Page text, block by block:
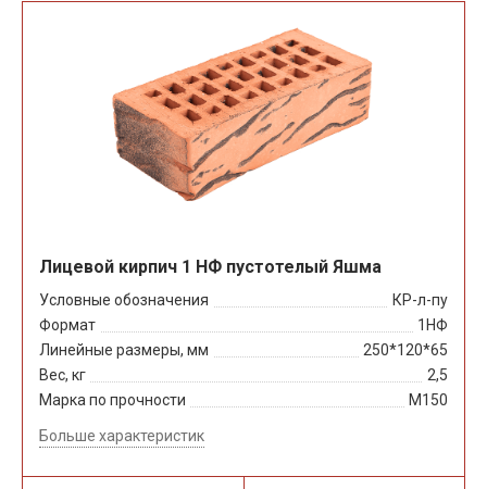
Лицевой кирпич 1 НФ пустотелый Яшма
Условные обозначения
КР-л-пу
Формат
1НФ
Линейные размеры, мм
250*120*65
Вес, кг
2,5
Марка по прочности
М150
Больше характеристик